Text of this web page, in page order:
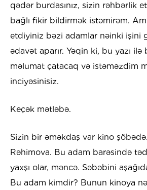
qədər burdasınız, sizin rəhbərlik
bağlı fikir bildirmək istəmirəm.
etdiyiniz bəzi adamlar nəinki işini
ədavət aparır. Yəqin ki, bu yazı ilə
məlumat çatacaq və istəməzdim
inciyəsinisiz.
Keçək mətləbə.
Sizin bir əməkdaş var kino
Rəhimova. Bu adam barəsində
yaxşı olar, məncə. Səbəbini
Bu adam kimdir? Bunun kinoya nə